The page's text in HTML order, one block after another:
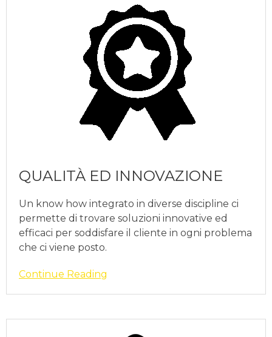
QUALITÀ ED INNOVAZIONE
Un know how integrato in diverse discipline ci
permette di trovare soluzioni innovative ed
efficaci per soddisfare il cliente in ogni problema
che ci viene posto.
Continue Reading